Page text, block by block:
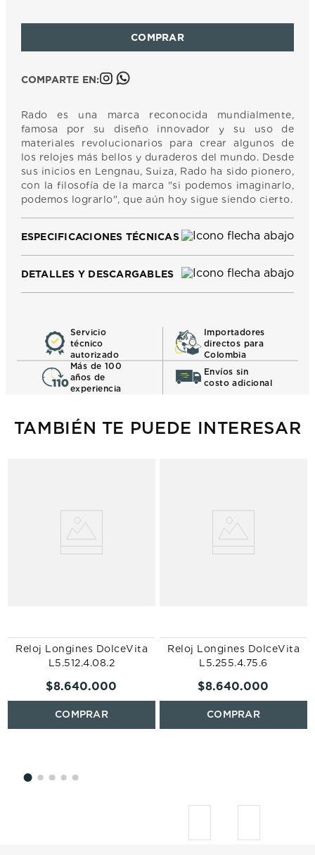
COMPARTE EN:
Rado es una marca reconocida mundialmente,
famosa por su diseño innovador y su uso de
materiales revolucionarios para crear algunos de
los relojes más bellos y duraderos del mundo. Desde
sus inicios en Lengnau, Suiza, Rado ha sido pionero,
con la filosofía de la marca "si podemos imaginarlo,
podemos lograrlo", que aún hoy sigue siendo cierto.
ESPECIFICACIONES TÉCNICAS
DETALLES Y DESCARGABLES
Servicio
técnico
autorizado
Importadores
directos para
Colombia
Más de 100
años de
experiencia
Envíos sin
costo adicional
TAMBIÉN TE PUEDE INTERESAR
Reloj Longines DolceVita
L5.512.4.08.2
$8.640.000
Reloj Longines DolceVita
L5.255.4.75.6
$8.640.000